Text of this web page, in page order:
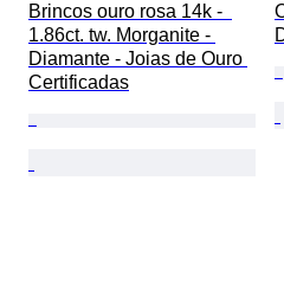
Brincos ouro rosa 14k -
1.86ct. tw. Morganite -
Diamante - Joias de Ouro
Certificadas